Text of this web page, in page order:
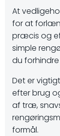
At
for at
præcis og
simple
du
Det er
efter brug
af træ,
formål.